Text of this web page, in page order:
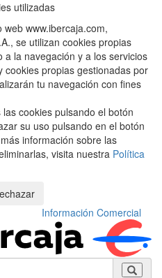
utilizadas
www.ibercaja.com,
se utilizan cookies propias
la navegación y a los servicios
propias gestionadas por
tu navegación con fines
cookies pulsando el botón
su uso pulsando en el botón
información sobre las
visita nuestra Política
Información Comercial